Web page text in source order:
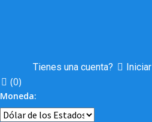
Tienes una cuenta? Iniciar
(0)
Moneda: